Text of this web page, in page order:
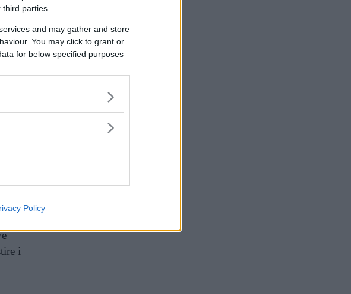
parties.
and may gather and store
You may click to grant or
for below specified purposes
Policy
ho
i